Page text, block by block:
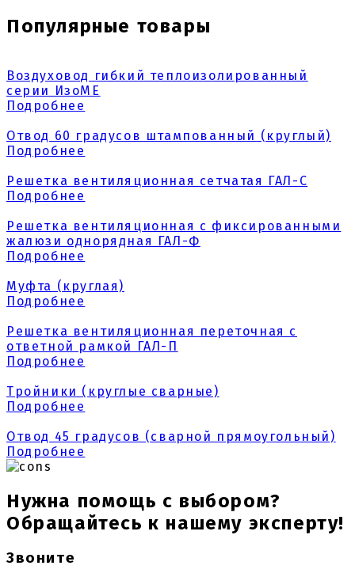
Популярные товары
Воздуховод гибкий теплоизолированный
серии ИзоМЕ
Подробнее
Отвод 60 градусов штампованный (круглый)
Подробнее
Решетка вентиляционная сетчатая ГАЛ-С
Подробнее
Решетка вентиляционная с фиксированными
жалюзи однорядная ГАЛ-Ф
Подробнее
Муфта (круглая)
Подробнее
Решетка вентиляционная переточная с
ответной рамкой ГАЛ-П
Подробнее
Тройники (круглые сварные)
Подробнее
Отвод 45 градусов (сварной прямоугольный)
Подробнее
Нужна помощь с выбором?
Обращайтесь к нашему эксперту!
Звоните